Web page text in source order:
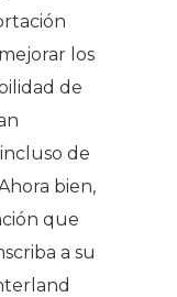
los
de
de
bien,
que
a su